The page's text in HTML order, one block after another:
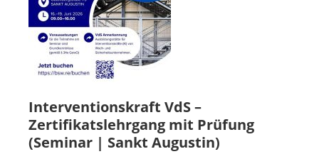
Interventionskraft VdS –
Zertifikatslehrgang mit Prüfung
(Seminar | Sankt Augustin)